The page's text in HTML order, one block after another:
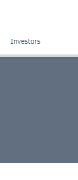
Investors